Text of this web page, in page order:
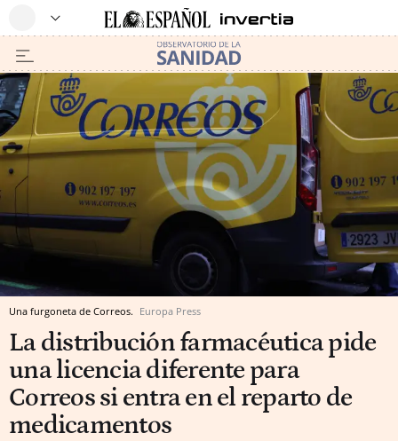
Una furgoneta de Correos. Europa Press
La distribución farmacéutica pide
una licencia diferente para
Correos si entra en el reparto de
medicamentos